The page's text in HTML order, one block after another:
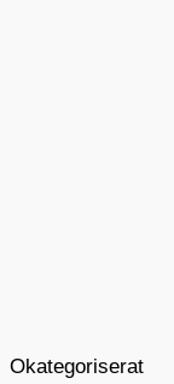
Okategoriserat